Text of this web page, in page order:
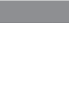
地图和联系方式